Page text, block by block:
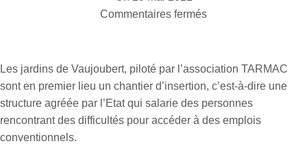
Commentaires fermés
Les jardins de Vaujoubert, piloté par l’association TARMAC
sont en premier lieu un chantier d’insertion, c’est-à-dire une
structure agréée par l’Etat qui salarie des personnes
rencontrant des difficultés pour accéder à des emplois
conventionnels.